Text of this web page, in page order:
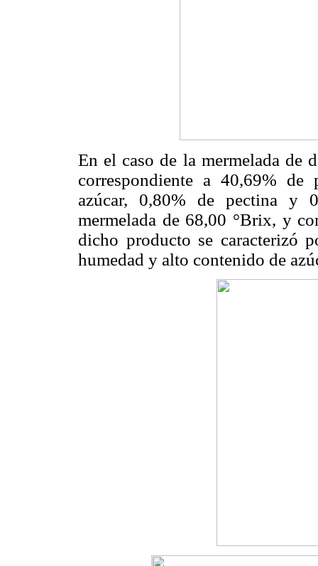
En el caso de la mermelada de
correspondiente a 40,69%
azúcar, 0,80% de pectina y
mermelada de 68,00 °Brix, y
dicho producto se caracterizó
humedad y alto contenido de